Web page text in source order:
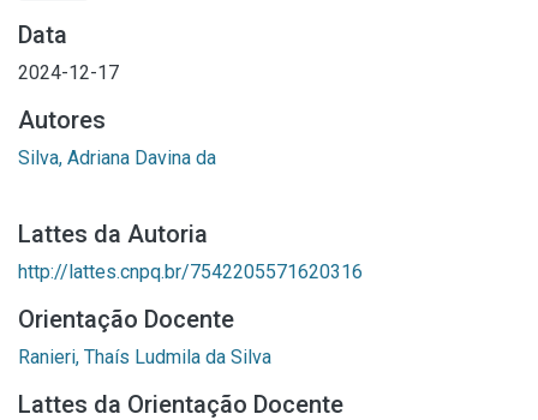
Data
2024-12-17
Autores
Silva, Adriana Davina da
Lattes da Autoria
http://lattes.cnpq.br/7542205571620316
Orientação Docente
Ranieri, Thaís Ludmila da Silva
Lattes da Orientação Docente